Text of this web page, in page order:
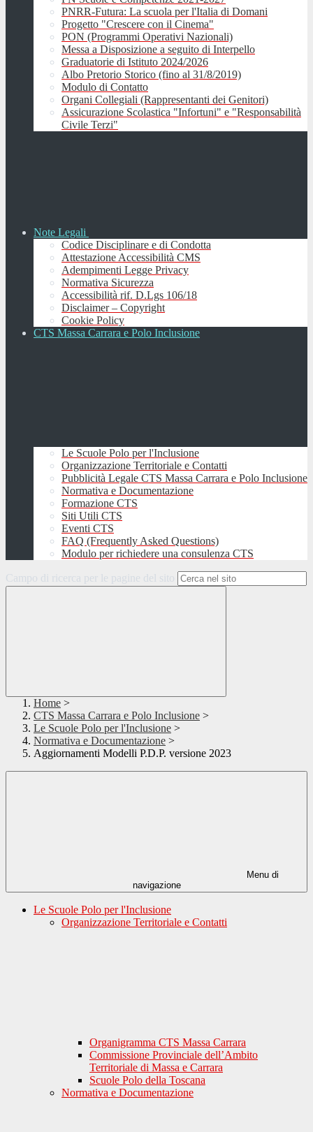
PNRR-Futura: La scuola per l'Italia di Domani
Progetto "Crescere con il Cinema"
PON (Programmi Operativi Nazionali)
Messa a Disposizione a seguito di Interpello
Graduatorie di Istituto 2024/2026
Albo Pretorio Storico (fino al 31/8/2019)
Modulo di Contatto
Organi Collegiali (Rappresentanti dei Genitori)
Assicurazione Scolastica "Infortuni" e "Responsabilità
Civile Terzi"
Note Legali
Codice Disciplinare e di Condotta
Attestazione Accessibilità CMS
Adempimenti Legge Privacy
Normativa Sicurezza
Accessibilità rif. D.Lgs 106/18
Disclaimer – Copyright
Cookie Policy
CTS Massa Carrara e Polo Inclusione
Le Scuole Polo per l'Inclusione
Organizzazione Territoriale e Contatti
Pubblicità Legale CTS Massa Carrara e Polo Inclusione
Normativa e Documentazione
Formazione CTS
Siti Utili CTS
Eventi CTS
FAQ (Frequently Asked Questions)
Modulo per richiedere una consulenza CTS
Campo di ricerca per le pagine del sito
Home >
CTS Massa Carrara e Polo Inclusione >
Le Scuole Polo per l'Inclusione >
Normativa e Documentazione >
Aggiornamenti Modelli P.D.P. versione 2023
Menu di
navigazione
Le Scuole Polo per l'Inclusione
Organizzazione Territoriale e Contatti
Organigramma CTS Massa Carrara
Commissione Provinciale dell’Ambito
Territoriale di Massa e Carrara
Scuole Polo della Toscana
Normativa e Documentazione